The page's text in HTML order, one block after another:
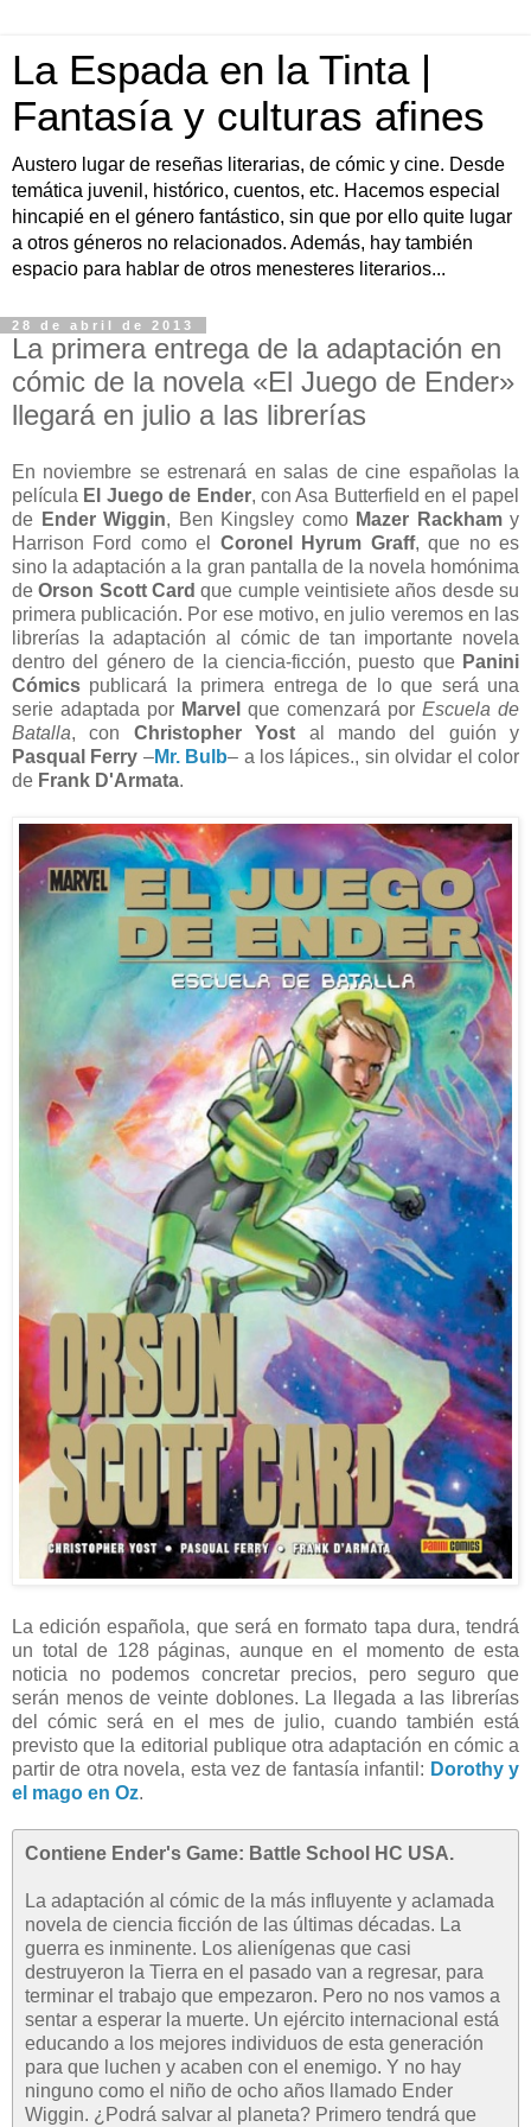
La Espada en la Tinta |
Fantasía y culturas afines
Austero lugar de reseñas literarias, de cómic y cine. Desde
temática juvenil, histórico, cuentos, etc. Hacemos especial
hincapié en el género fantástico, sin que por ello quite lugar
a otros géneros no relacionados. Además, hay también
espacio para hablar de otros menesteres literarios...
28 de abril de 2013
La primera entrega de la adaptación en
cómic de la novela «El Juego de Ender»
llegará en julio a las librerías
En noviembre se estrenará en salas de cine españolas la
película El Juego de Ender, con Asa Butterfield en el papel
de Ender Wiggin, Ben Kingsley como Mazer Rackhamy
Harrison Ford como el Coronel Hyrum Graff, que no es
sino la adaptación a la gran pantalla de la novela homónima
deOrson Scott Card que cumple veintisiete años desde su
primera publicación. Por ese motivo, en julio veremos en las
librerías la adaptación al cómic de tan importante novela
dentro del género de la ciencia-ficción, puesto que Panini
Cómics publicará la primera entrega de lo que será una
serie adaptada por Marvel que comenzará por Escuela de
Batalla, con Christopher Yost al mando del guión y
Pasqual Ferry –Mr. Bulb– a los lápices., sin olvidar el color
de Frank D'Armata.
La edición española, que será en formato tapa dura, tendrá
un total de 128 páginas, aunque en el momento de esta
noticia no podemos concretar precios, pero seguro que
serán menos de veinte doblones. La llegada a las librerías
del cómic será en el mes de julio, cuando también está
previsto que la editorial publique otra adaptación en cómic a
partir de otra novela, esta vez de fantasía infantil: Dorothy y
el mago en Oz.
Contiene Ender's Game: Battle School HC USA.
La adaptación al cómic de la más influyente y aclamada
novela de ciencia ficción de las últimas décadas. La
guerra es inminente. Los alienígenas que casi
destruyeron la Tierra en el pasado van a regresar, para
terminar el trabajo que empezaron. Pero no nos vamos a
sentar a esperar la muerte. Un ejército internacional está
educando a los mejores individuos de esta generación
para que luchen y acaben con el enemigo. Y no hay
ninguno como el niño de ocho años llamado Ender
Wiggin. ¿Podrá salvar al planeta? Primero tendrá que